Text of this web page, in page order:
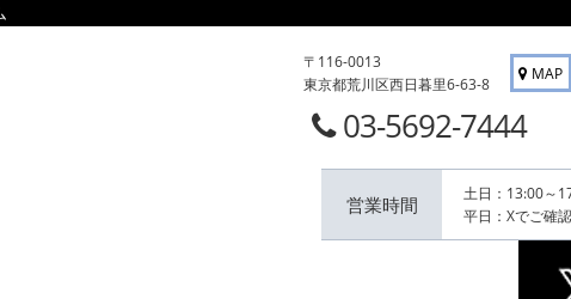
MAP
〒116-0013
東京都荒川区西日暮里6-63-8
03-5692-7444
営業時間
土日：13:00～
平日：Xでご確